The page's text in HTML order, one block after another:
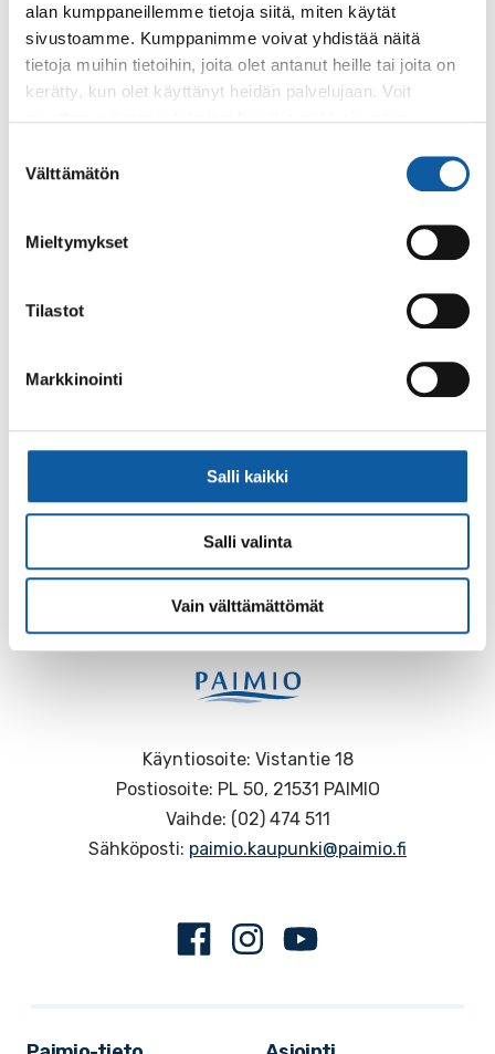
alan kumppaneillemme tietoja siitä, miten käytät
sivustoamme. Kumppanimme voivat yhdistää näitä
tietoja muihin tietoihin, joita olet antanut heille tai joita on
kerätty, kun olet käyttänyt heidän palvelujaan. Voit
valinta
Välttämätön
Mieltymykset
Tilastot
Markkinointi
Salli kaikki
Salli valinta
Vain välttämättömät
Urheilupuisto
Paimion Urheilupuisto on viihtyisä alue monien urheilulajien
harrastamiseen.
Sivut
Paimion liikuntapalvelut toimii yhdessä useiden
liikuntaseurojen ja -lajien voimin yli 100:lla liikuntapaikalla
Palaute
Käyntiosoite: Vistantie 18
Postiosoite: PL 50, 21531 PAIMIO
Vaihde: (02) 474 511
Sähköposti: paimio.kaupunki@paimio.fi
FacebookInstagram